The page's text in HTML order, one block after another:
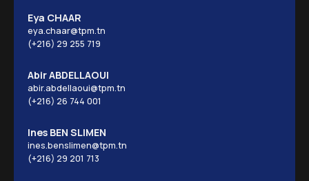
Eya CHAAR
eya.chaar@tpm.tn
(+216) 29 255 719
Abir ABDELLAOUI
abir.abdellaoui@tpm.tn
(+216) 26 744 001
Ines BEN SLIMEN
ines.benslimen@tpm.tn
(+216) 29 201 713